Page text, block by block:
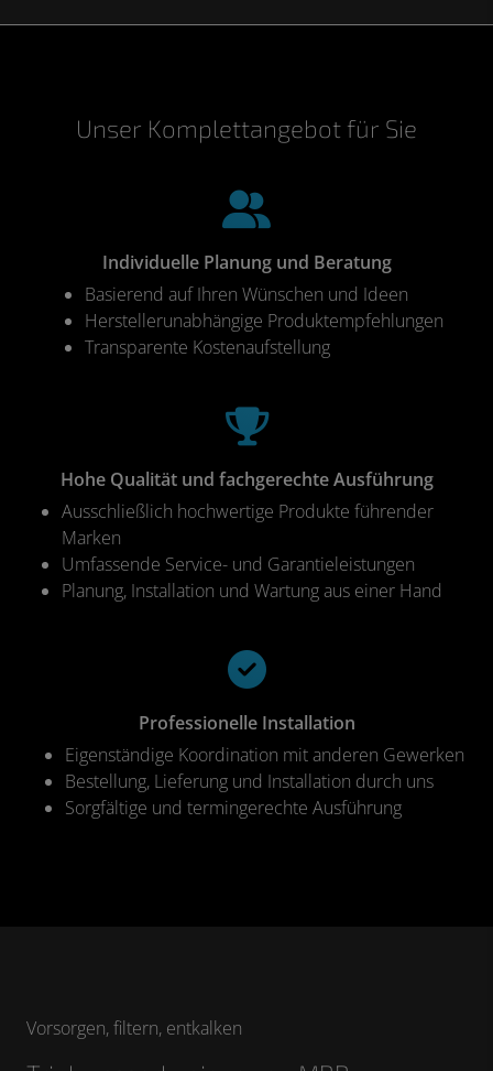
Unser Komplettangebot für Sie
Individuelle Planung und Beratung
Basierend auf Ihren Wünschen und Ideen
Herstellerunabhängige Produktempfehlungen
Transparente Kostenaufstellung
Hohe Qualität und fachgerechte Ausführung
Ausschließlich hochwertige Produkte führender
Marken
Umfassende Service- und Garantieleistungen
Planung, Installation und Wartung aus einer Hand
Professionelle Installation
Eigenständige Koordination mit anderen Gewerken
Bestellung, Lieferung und Installation durch uns
Sorgfältige und termingerechte Ausführung
Vorsorgen, filtern, entkalken